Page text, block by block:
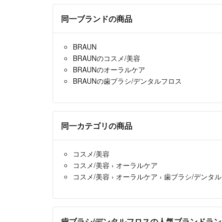
同一ブランドの商品
BRAUN
BRAUNのコスメ/美容
BRAUNのオーラルケア
BRAUNの歯ブラシ/デンタルフロス
同一カテゴリの商品
コスメ/美容
コスメ/美容 › オーラルケア
コスメ/美容 › オーラルケア › 歯ブラシ/デンタ